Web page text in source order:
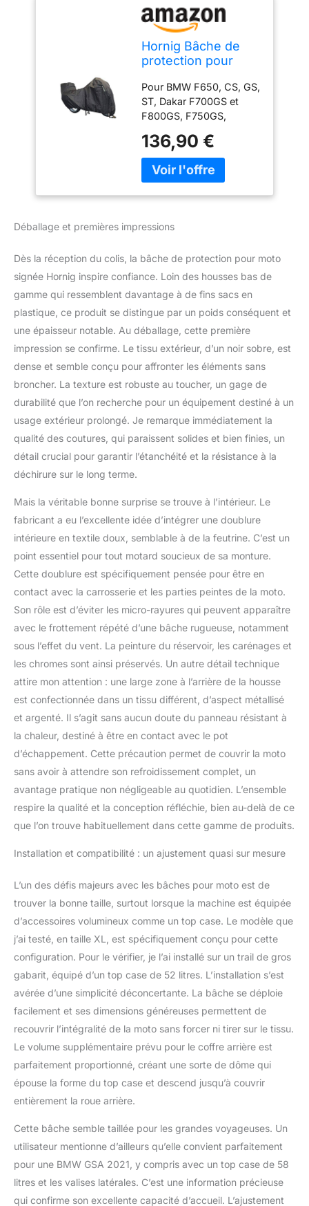
Hornig Bâche de
protection pour
Convient pour
l’extérieur
Pour BMW F650, CS, GS,
ST, Dakar F700GS et
F800GS, F750GS,
F800S, F800ST et
F800GT, F900R,
G310GS, G310R,
K1100LT, K1200RS,
K1200R Sport, K1200S,
K1300GT, K1300R,
K1300S, K1600GT (pas
R1200GS et R1200R
Adventure, R1200RS,
R1200RT, R1200ST, R
nine T, R1250GS et
R1250RS, R1250RT,
R1100RS, R1150RS,
R1100RT, R1150RT,
R1100S, R850GS,
R1100GS, R1150GS et
supérieure pour moto
avec top case et coffre
latéral. Protection
maximale contre la pluie,
gel Deux ouvertures
couvertes pour la
circulation de l'air, avec
œillets de sécurité
(antivol non inclus)
Doublure en coton doux
pour la protection contre
les rayures. Intérieur
muni d'un matériau
résistant à la chaleur
(jusqu'à 300 °C), dans la
partie inférieure Élastique
tout autour pour un
maintien ferme. Avec
sangle de serrage
centrale dans le bas.
Coutures doubles pour
une longue durée de vie.
à la poussière. Longueur
hauteur 127 cm (taille XL)
136,90 €
Déballage et premières impressions
Dès la réception du colis, la bâche de protection pour moto
signée Hornig inspire confiance. Loin des housses bas de
gamme qui ressemblent davantage à de fins sacs en
plastique, ce produit se distingue par un poids conséquent et
une épaisseur notable. Au déballage, cette première
impression se confirme. Le tissu extérieur, d’un noir sobre, est
dense et semble conçu pour affronter les éléments sans
broncher. La texture est robuste au toucher, un gage de
durabilité que l’on recherche pour un équipement destiné à un
usage extérieur prolongé. Je remarque immédiatement la
qualité des coutures, qui paraissent solides et bien finies, un
détail crucial pour garantir l’étanchéité et la résistance à la
déchirure sur le long terme.
Mais la véritable bonne surprise se trouve à l’intérieur. Le
fabricant a eu l’excellente idée d’intégrer une doublure
intérieure en textile doux, semblable à de la feutrine. C’est un
point essentiel pour tout motard soucieux de sa monture.
Cette doublure est spécifiquement pensée pour être en
contact avec la carrosserie et les parties peintes de la moto.
Son rôle est d’éviter les micro-rayures qui peuvent apparaître
avec le frottement répété d’une bâche rugueuse, notamment
sous l’effet du vent. La peinture du réservoir, les carénages et
les chromes sont ainsi préservés. Un autre détail technique
attire mon attention : une large zone à l’arrière de la housse
est confectionnée dans un tissu différent, d’aspect métallisé
et argenté. Il s’agit sans aucun doute du panneau résistant à
la chaleur, destiné à être en contact avec le pot
d’échappement. Cette précaution permet de couvrir la moto
sans avoir à attendre son refroidissement complet, un
avantage pratique non négligeable au quotidien. L’ensemble
respire la qualité et la conception réfléchie, bien au-delà de ce
que l’on trouve habituellement dans cette gamme de produits.
Installation et compatibilité : un ajustement quasi sur mesure
L’un des défis majeurs avec les bâches pour moto est de
trouver la bonne taille, surtout lorsque la machine est équipée
d’accessoires volumineux comme un top case. Le modèle que
j’ai testé, en taille XL, est spécifiquement conçu pour cette
configuration. Pour le vérifier, je l’ai installé sur un trail de gros
gabarit, équipé d’un top case de 52 litres. L’installation s’est
avérée d’une simplicité déconcertante. La bâche se déploie
facilement et ses dimensions généreuses permettent de
recouvrir l’intégralité de la moto sans forcer ni tirer sur le tissu.
Le volume supplémentaire prévu pour le coffre arrière est
parfaitement proportionné, créant une sorte de dôme qui
épouse la forme du top case et descend jusqu’à couvrir
entièrement la roue arrière.
Cette bâche semble taillée pour les grandes voyageuses. Un
utilisateur mentionne d’ailleurs qu’elle convient parfaitement
pour une BMW GSA 2021, y compris avec un top case de 58
litres et les valises latérales. C’est une information précieuse
qui confirme son excellente capacité d’accueil. L’ajustement